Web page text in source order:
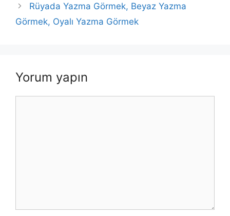
Rüyada Yazma Görmek, Beyaz Yazma
Görmek, Oyalı Yazma Görmek
Yorum yapın